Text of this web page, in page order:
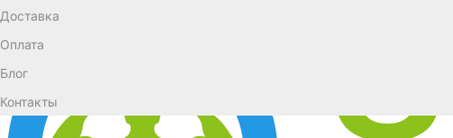
Доставка
Оплата
Блог
Контакты